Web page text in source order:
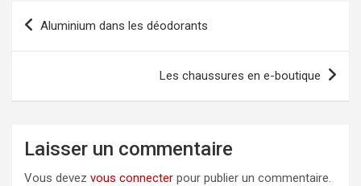
Navigation
Aluminium dans les déodorants
Les chaussures en e-boutique
Laisser un commentaire
Vous devez vous connecter pour publier un commentaire.